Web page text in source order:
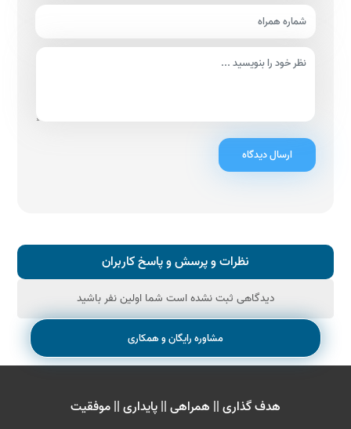
ارسال دیدگاه
نظرات و پرسش و پاسخ کاربران
دیدگاهی ثبت نشده است شما اولین نفر باشید
مشاوره رایگان و همکاری
هدف گذاری || همراهی || پایداری || موفقیت